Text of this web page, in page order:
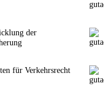
der
für Verkehrsrecht